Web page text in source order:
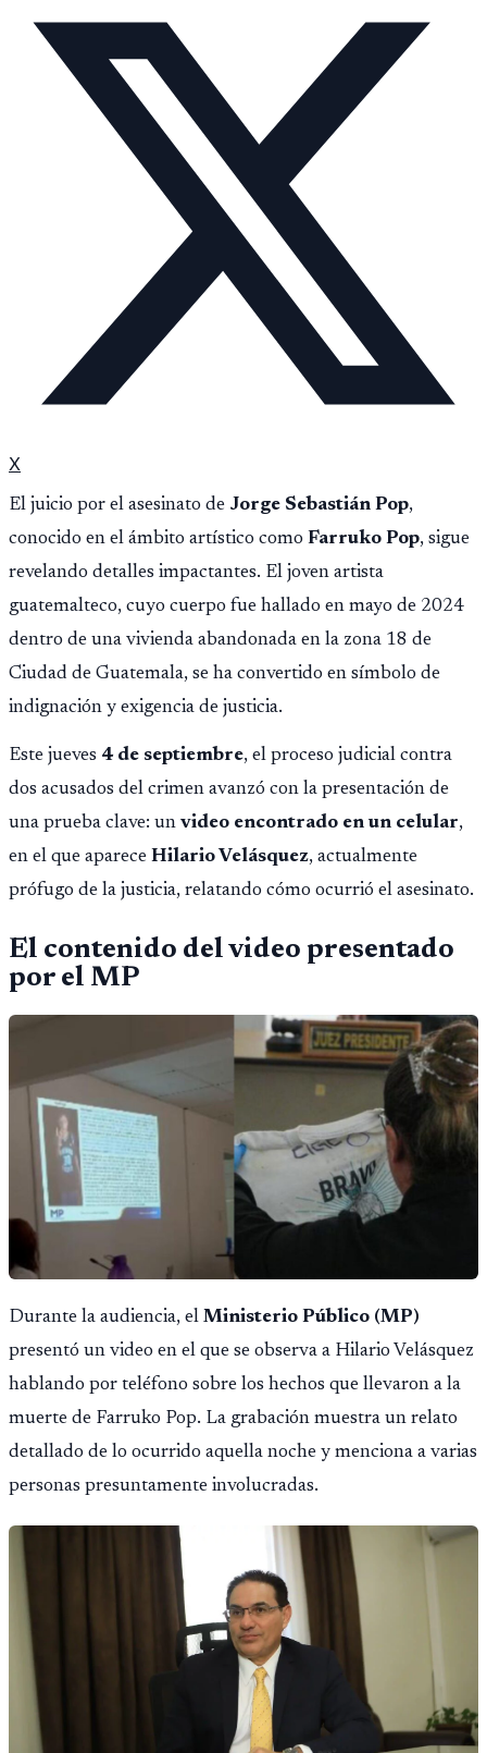
X
El juicio por el asesinato de Jorge Sebastián Pop,
conocido en el ámbito artístico como Farruko Pop, sigue
revelando detalles impactantes. El joven artista
guatemalteco, cuyo cuerpo fue hallado en mayo de 2024
dentro de una vivienda abandonada en la zona 18 de
Ciudad de Guatemala, se ha convertido en símbolo de
indignación y exigencia de justicia.
Este jueves 4 de septiembre, el proceso judicial contra
dos acusados del crimen avanzó con la presentación de
una prueba clave: un video encontrado en un celular,
en el que aparece Hilario Velásquez, actualmente
prófugo de la justicia, relatando cómo ocurrió el asesinato.
El contenido del video presentado
por el MP
Durante la audiencia, el Ministerio Público (MP)
presentó un video en el que se observa a Hilario Velásquez
hablando por teléfono sobre los hechos que llevaron a la
muerte de Farruko Pop. La grabación muestra un relato
detallado de lo ocurrido aquella noche y menciona a varias
personas presuntamente involucradas.